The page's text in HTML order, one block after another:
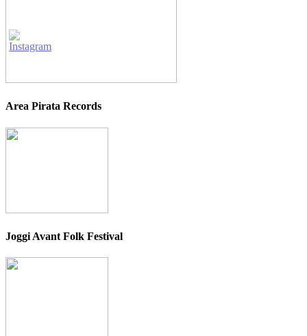
Area Pirata Records
Joggi Avant Folk Festival